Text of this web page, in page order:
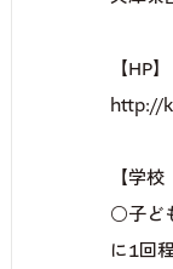
【HP】
http://
【学
○子ど
に1回